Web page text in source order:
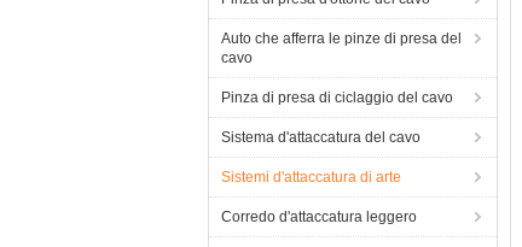
Auto che afferra le pinze di presa del
cavo
Pinza di presa di ciclaggio del cavo
Sistema d'attaccatura del cavo
Sistemi d'attaccatura di arte
Corredo d'attaccatura leggero